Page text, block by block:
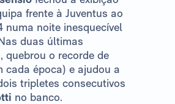
frente à Juventus ao
numa noite inesquecível
duas últimas
quebrou o recorde de
cada época) e ajudou a
tripletes consecutivos
no banco.